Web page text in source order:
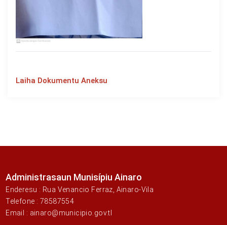
Laiha Dokumentu Aneksu
Administrasaun Munisípiu Ainaro
Enderesu : Rua Venancio Ferraz, Ainaro-Vila
Telefone : 78587554
Email : ainaro@municipio.gov.tl